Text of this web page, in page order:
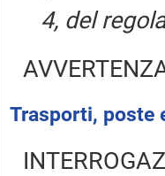
4, del
Trasporti, poste